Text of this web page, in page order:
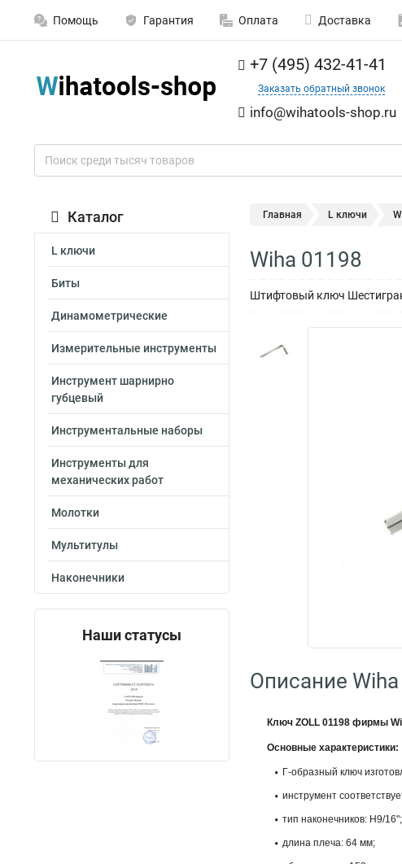
Помощь Гарантия Оплата Доставка
+7 (495) 432-41-41
Заказать обратный звонок
info@wihatools-shop.ru
Каталог
L ключи
Биты
Динамометрические
Измерительные инструменты
Инструмент шарнирно
губцевый
Инструментальные наборы
Инструменты для
механических работ
Молотки
Мультитулы
Наконечники
Наши статусы
Главная L ключи
Wiha 01198
Штифтовый ключ
Описание
Ключ ZOLL 01198 фирмы
Основные характеристики:
Г-образный ключ
инструмент
тип наконечников: H9/16";
длина плеча: 64 мм;